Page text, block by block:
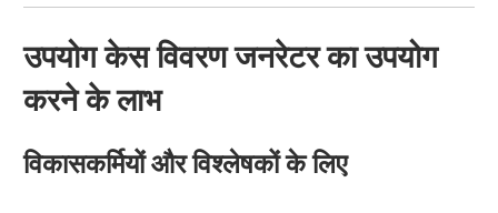
उपयोग केस विवरण जनरेटर का उपयोग
करने के लाभ
विकासकर्मियों और विश्लेषकों के लिए